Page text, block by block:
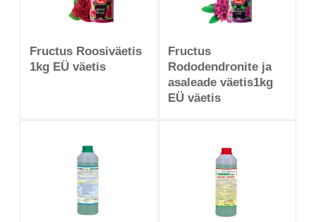
Fructus Roosiväetis
1kg EÜ väetis
Fructus
Rododendronite ja
asaleade väetis1kg
EÜ väetis